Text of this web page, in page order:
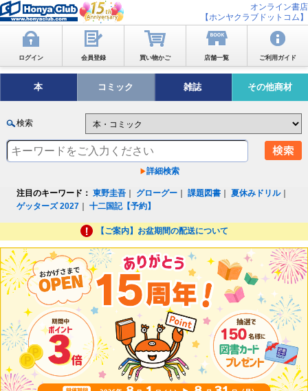
オンライン書店
【ホンヤクラブドットコム】
ログイン 会員登録 買い物かご 店舗一覧 ご利用ガイド
本 コミック 雑誌 その他商材
検索
詳細検索
注目のキーワード： 東野圭吾 グローグー ｜課題図書 ｜夏休みドリル｜
ゲッターズ 2027 ｜十二国記【予約】
【ご案内】お盆期間の配送について